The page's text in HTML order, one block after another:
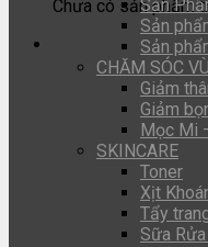
Chưa có sản phẩm
Sản
Sản
Sản
CHĂM SÓC
Giảm
Giảm
Mọc Mi
SKINCARE
Toner
Xịt
Tẩy
Sữa